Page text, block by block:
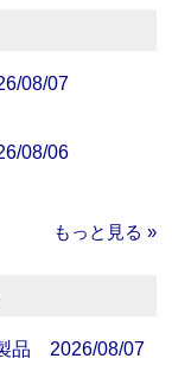
08/07
08/06
もっと見る »
品 2026/08/07